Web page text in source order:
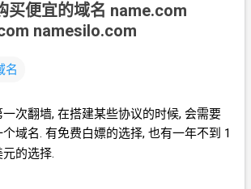
买便宜的域名 name.com
namesilo.com
名
一次翻墙, 在搭建某些协议的时候, 会需要
个域名. 有免费白嫖的选择, 也有一年不到 1
元的选择.